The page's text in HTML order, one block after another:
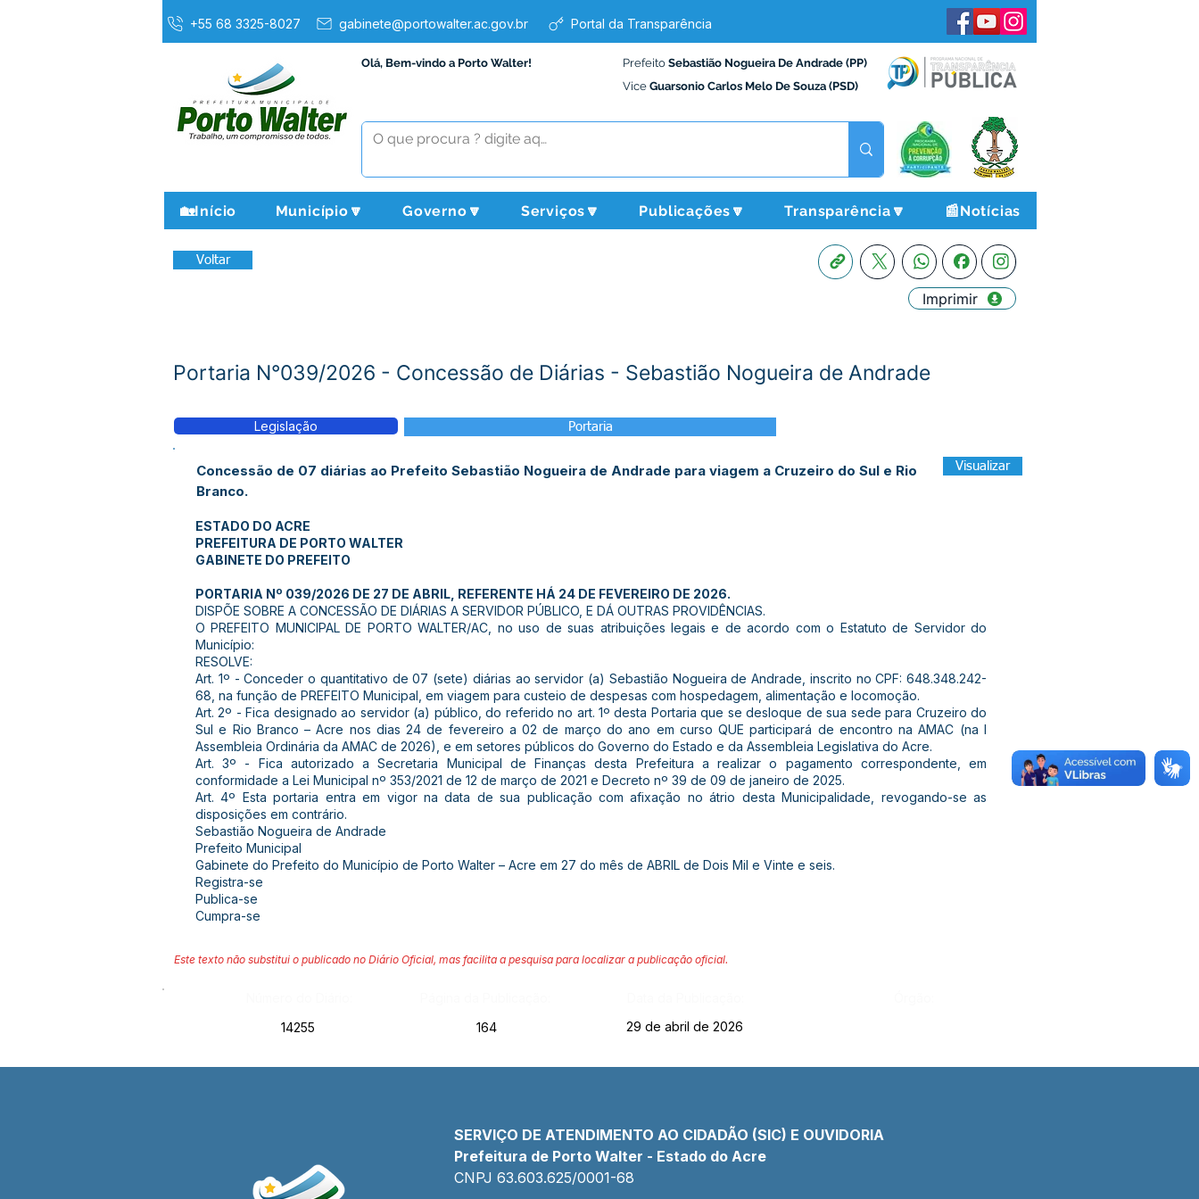
+55 68 3325-8027 gabinete@portowalter.ac.gov.br Portal da Transparência
Olá, Bem-vindo a Porto Walter! Prefeito Sebastião Nogueira De Andrade (PP)
Vice Guarsonio Carlos Melo De Souza (PSD)
🏡Início Município🔽 Governo🔽 Serviços🔽 Publicações🔽 Transparência🔽 📰Notícias
Voltar
Imprimir
Portaria N°039/2026 - Concessão de Diárias - Sebastião Nogueira de Andrade
Legislação Portaria
Concessão de 07 diárias ao Prefeito Sebastião Nogueira de Andrade para viagem a Cruzeiro do Sul e Rio
Branco.
Visualizar
ESTADO DO ACRE
PREFEITURA DE PORTO WALTER
GABINETE DO PREFEITO
PORTARIA Nº 039/2026 DE 27 DE ABRIL, REFERENTE HÁ 24 DE FEVEREIRO DE 2026.
DISPÕE SOBRE A CONCESSÃO DE DIÁRIAS A SERVIDOR PÚBLICO, E DÁ OUTRAS PROVIDÊNCIAS.
O PREFEITO MUNICIPAL DE PORTO WALTER/AC, no uso de suas atribuições legais e de acordo com o Estatuto de Servidor do
Município:
RESOLVE:
Art. 1º - Conceder o quantitativo de 07 (sete) diárias ao servidor (a) Sebastião Nogueira de Andrade, inscrito no CPF: 648.348.242-
68, na função de PREFEITO Municipal, em viagem para custeio de despesas com hospedagem, alimentação e locomoção.
Art. 2º - Fica designado ao servidor (a) público, do referido no art. 1º desta Portaria que se desloque de sua sede para Cruzeiro do
Sul e Rio Branco – Acre nos dias 24 de fevereiro a 02 de março do ano em curso QUE participará de encontro na AMAC (na I
Assembleia Ordinária da AMAC de 2026), e em setores públicos do Governo do Estado e da Assembleia Legislativa do Acre.
Art. 3º - Fica autorizado a Secretaria Municipal de Finanças desta Prefeitura a realizar o pagamento correspondente, em
conformidade a Lei Municipal nº 353/2021 de 12 de março de 2021 e Decreto nº 39 de 09 de janeiro de 2025.
Art. 4º Esta portaria entra em vigor na data de sua publicação com afixação no átrio desta Municipalidade, revogando-se as
disposições em contrário.
Sebastião Nogueira de Andrade
Prefeito Municipal
Gabinete do Prefeito do Município de Porto Walter – Acre em 27 do mês de ABRIL de Dois Mil e Vinte e seis.
Registra-se
Publica-se
Cumpra-se
Este texto não substitui o publicado no Diário Oficial, mas facilita a pesquisa para localizar a publicação oficial.
14255
164 29 de abril de 2026
SERVIÇO DE ATENDIMENTO AO CIDADÃO (SIC) E OUVIDORIA
Prefeitura de Porto Walter - Estado do Acre
CNPJ 63.603.625/0001-68